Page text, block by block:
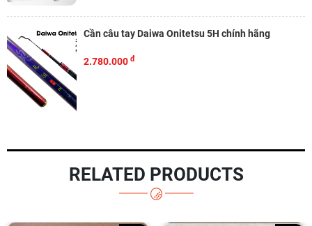
Cần câu tay Daiwa Onitetsu 5H chính hãng
2.780.000 đ
RELATED PRODUCTS